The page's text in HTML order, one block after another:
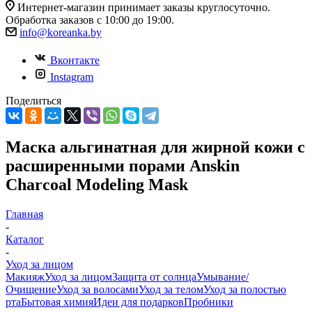
Интернет-магазин принимает заказы круглосуточно.
Обработка заказов с 10:00 до 19:00.
info@koreanka.by
Вконтакте
Instagram
Поделиться
Маска альгинатная для жирной кожи с
расширенными порами Anskin
Charcoal Modeling Mask
Главная
-
Каталог
-
Уход за лицом
МакияжУход за лицомЗащита от солнцаУмывание/
ОчищениеУход за волосамиУход за теломУход за полостью
ртаБытовая химияИдеи для подарковПробники